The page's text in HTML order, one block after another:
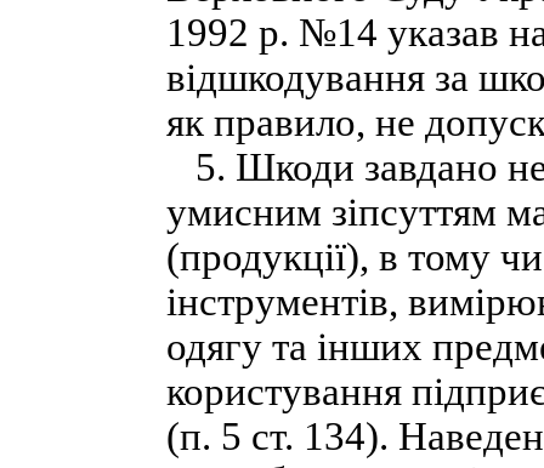
1992 р. №14 указав
відшкодування за
як правило, не
5. Шкоди завдано
умисним зіпсуттям
(продукції), в тому
інструментів,
одягу та інших
користування
(п. 5 ст. 134).